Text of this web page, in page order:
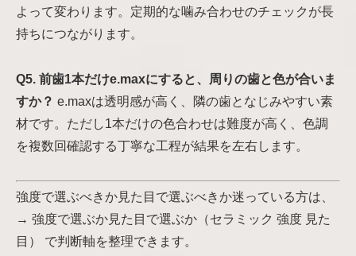
よって変わります。定期的な噛み合わせのチェックが長
持ちにつながります。
Q5. 前歯1本だけe.maxにすると、周りの歯と色が合いま
すか？ e.maxは透明感が高く、隣の歯となじみやすい素
材です。ただし1本だけの色合わせは難度が高く、色調
を複数回確認する丁寧な工程が結果を左右します。
強度で選ぶべきか見た目で選ぶべきか迷っている方は、
→ 強度で選ぶか見た目で選ぶか（セラミック 強度 見た
目） で判断軸を整理できます。